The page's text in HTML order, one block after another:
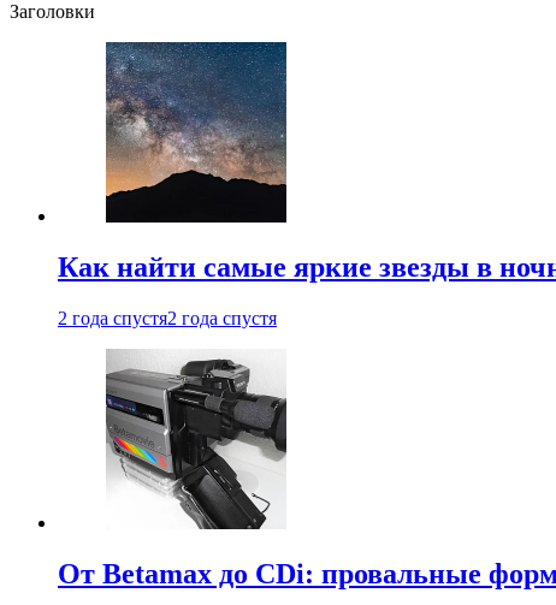
Заголовки
Как найти самые яркие звезды в
2 года спустя2 года спустя
От Betamax до CDi: провальные